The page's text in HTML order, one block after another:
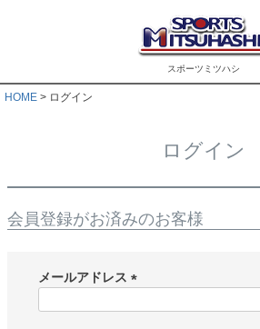
スポーツミツハシ
HOME ログイン
ログイン
会員登録がお済みのお客様
メールアドレス